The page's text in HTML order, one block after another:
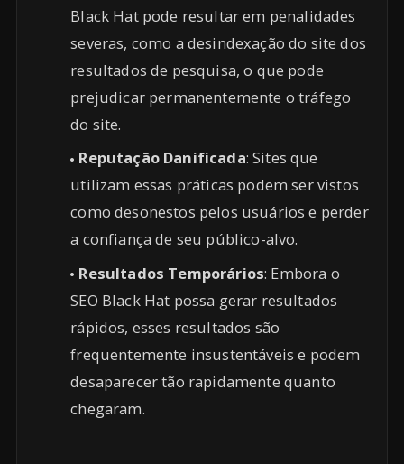
Black Hat pode resultar em penalidades
severas, como a desindexação do site dos
resultados de pesquisa, o que pode
prejudicar permanentemente o tráfego
do site.
Reputação Danificada: Sites que
utilizam essas práticas podem ser vistos
como desonestos pelos usuários e perder
a confiança de seu público-alvo.
Resultados Temporários: Embora o
SEO Black Hat possa gerar resultados
rápidos, esses resultados são
frequentemente insustentáveis e podem
desaparecer tão rapidamente quanto
chegaram.